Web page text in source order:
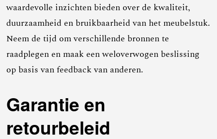
waardevolle inzichten bieden over de kwaliteit,
duurzaamheid en bruikbaarheid van het meubelstuk.
Neem de tijd om verschillende bronnen te
raadplegen en maak een weloverwogen beslissing
op basis van feedback van anderen.
Garantie en
retourbeleid